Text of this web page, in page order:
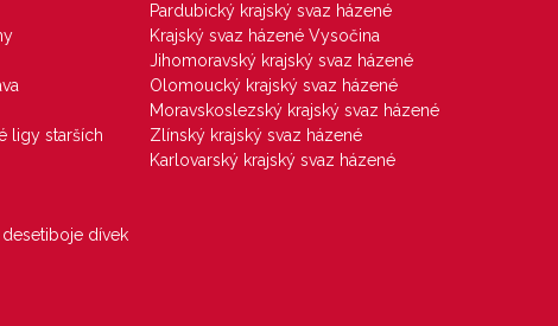
ligy starších
desetiboje dívek
Pardubický krajský svaz házené
Krajský svaz házené Vysočina
Jihomoravský krajský svaz házené
Olomoucký krajský svaz házené
Moravskoslezský krajský svaz házené
Zlínský krajský svaz házené
Karlovarský krajský svaz házené